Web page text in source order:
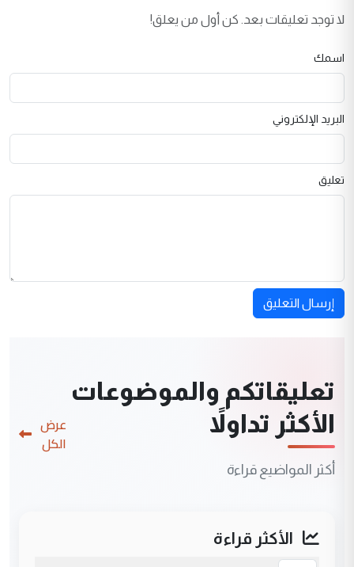
لا توجد تعليقات بعد. كن أول من يعلق!
اسمك
البريد الإلكتروني
تعليق
إرسال التعليق
تعليقاتكم والموضوعات
الأكثر تداولاً
أكثر المواضيع قراءة
عرض
الكل
الأكثر قراءة